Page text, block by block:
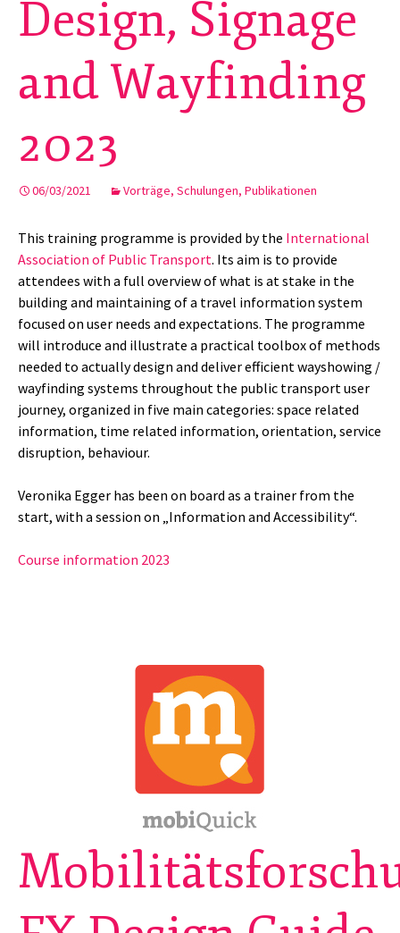
Design, Signage
and Wayfinding
2023
06/03/2021 Vorträge, Schulungen, Publikationen
This training programme is provided by the International
Association of Public Transport. Its aim is to provide
attendees with a full overview of what is at stake in the
building and maintaining of a travel information system
focused on user needs and expectations. The programme
will introduce and illustrate a practical toolbox of methods
needed to actually design and deliver efficient wayshowing /
wayfinding systems throughout the public transport user
journey, organized in five main categories: space related
information, time related information, orientation, service
disruption, behaviour.
Veronika Egger has been on board as a trainer from the
start, with a session on „Information and Accessibility“.
Course information 2023